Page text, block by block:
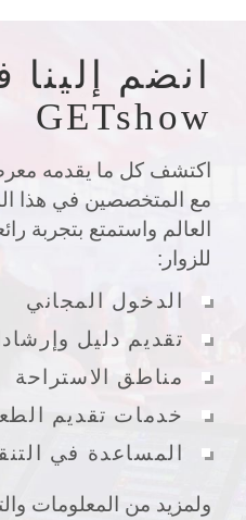
انضم إلينا
GETshow
مع المتخصصين في هذا
العالم واستمتع بتجربة
للزوار:
الدخول المجاني
تقديم دليل
مناطق الاستراحة
خدمات تقديم
المساعدة في
ولمزيد من المعلومات